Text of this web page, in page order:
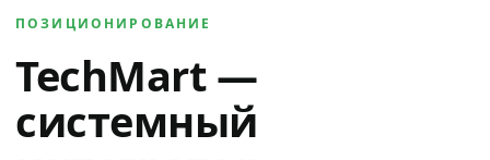
ПОЗИЦИОНИРОВАНИЕ
TechMart —
системный